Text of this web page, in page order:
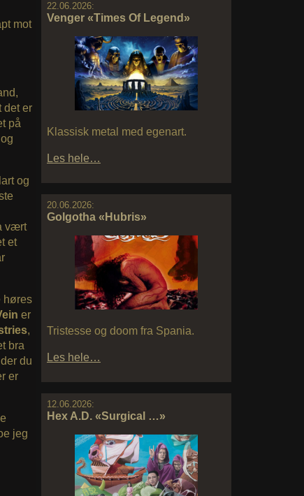
22.06.2026:
Venger «Times Of Legend»
Klassisk metal med egenart.
Les hele…
20.06.2026:
Golgotha «Hubris»
Tristesse og doom fra Spania.
Les hele…
12.06.2026:
Hex A.D. «Surgical …»
mot
det er
på
og
vært
et
høres
er
,
bra
du
er
jeg